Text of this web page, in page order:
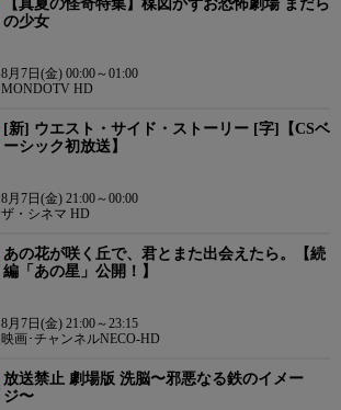
【真夏の怪奇特集】楳図かずお恐怖劇場 まだら
の少女
8月7日(金) 00:00～01:00
MONDOTV HD
[新] ウエスト・サイド・ストーリー [字]【CSベ
ーシック初放送】
8月7日(金) 21:00～00:00
ザ・シネマ HD
あの花が咲く丘で、君とまた出会えたら。【続
編「あの星」公開！】
8月7日(金) 21:00～23:15
映画･チャンネルNECO-HD
放送禁止 劇場版 洗脳〜邪悪なる鉄のイメー
ジ〜